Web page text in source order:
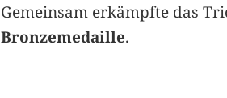
Gemeinsam erkämpfte das
Bronzemedaille.